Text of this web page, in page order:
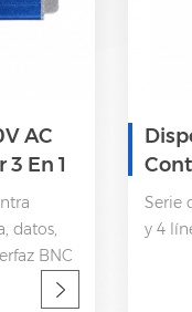
AC
En 1
datos,
BNC
Serie
y 4